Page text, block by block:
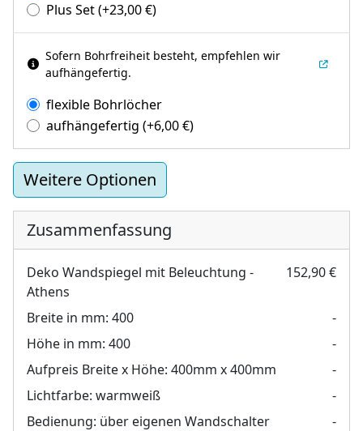
Plus Set(+23,00€)
Sofern Bohrfreiheit besteht, empfehlen wir
aufhängefertig.
flexible Bohrlöcher
aufhängefertig (+6,00€)
Weitere Optionen
Zusammenfassung
Deko Wandspiegel mit Beleuchtung -
Athens
152,90 €
Breite in mm: 400
-
Höhe in mm: 400
-
Aufpreis Breite x Höhe: 400mm x 400mm
-
Lichtfarbe: warmweiß
-
Bedienung: über eigenen Wandschalter
-